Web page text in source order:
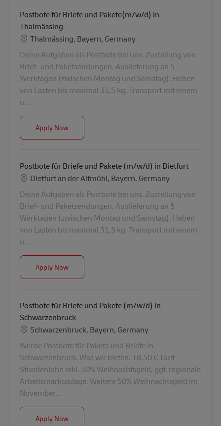
Postbote für Briefe und Pakete(m/w/d) in
Thalmässing
Location
Thalmässing, Bayern, Germany
Deine Aufgaben als Postbote bei uns. Zustellung von
Brief- und Paketsendungen. Auslieferung an 5
Werktagen (zwischen Montag und Samstag). Heben
von Lasten bis maximal 31,5 kg. Transport mit einem
u...
Apply NowPostbote für Briefe und Pakete(m/w/d) in
Postbote für Briefe und Pakete (m/w/d) in Dietfurt
Location
Dietfurt an der Altmühl, Bayern, Germany
Deine Aufgaben als Postbote bei uns. Zustellung von
Brief- und Paketsendungen. Auslieferung an 5
Werktagen (zwischen Montag und Samstag). Heben
von Lasten bis maximal 31,5 kg. Transport mit einem
u...
Apply NowPostbote für Briefe und Pakete (m/w/d) in Dietfurt
Postbote für Briefe und Pakete (m/w/d) in
Schwarzenbruck
Location
Schwarzenbruck, Bayern, Germany
Werde Postbote für Pakete und Briefe in
Schwarzenbruck. Was wir bieten. 18,50 € Tarif-
Stundenlohn inkl. 50% Weihnachtsgeld, ggf. regionale
Arbeitsmarktzulage. Weitere 50% Weihnachtsgeld im
November...
Apply NowPostbote für Briefe und Pakete (m/w/d) in